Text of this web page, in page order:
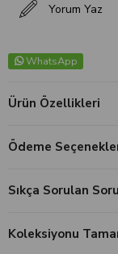
Yorum Yaz
WhatsApp
Ürün Özellikleri
Ödeme
Sıkça Sorulan
Koleksiyonu